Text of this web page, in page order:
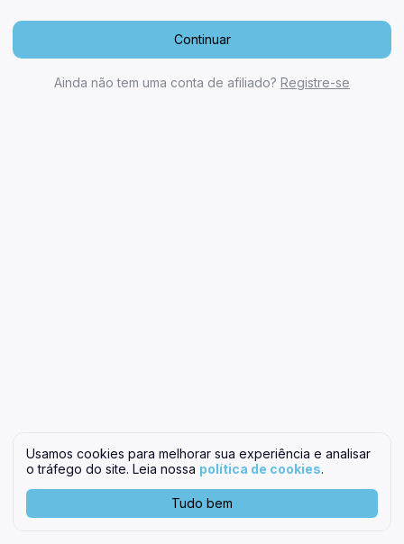
Continuar
Ainda não tem uma conta de afiliado? Registre-se
Usamos cookies para melhorar sua experiência e analisar
o tráfego do site. Leia nossa política de cookies.
Tudo bem